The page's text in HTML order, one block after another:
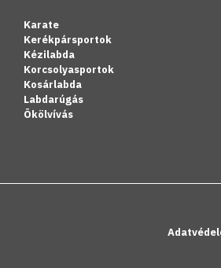
Karate
Kerékpársportok
Kézilabda
Korcsolyasportok
Kosárlabda
Labdarúgás
Ökölvívás